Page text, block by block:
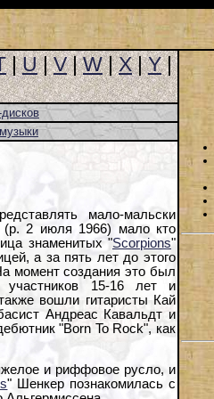
|U|V|W|X|Y|
мало-мальски
2 июля 1966) мало кто
знаменитых "Scorpions"
а за пять лет до этого
момент создания это был
участников 15-16 лет и
вошли гитаристы Кай
Андреас Кавальдт и
"Born To Rock", как
и риффовое русло, и
" Шенкер познакомилась с